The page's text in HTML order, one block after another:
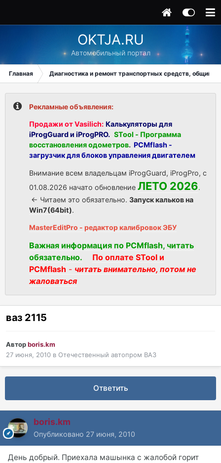
OKTJA.RU
Автомобильный портал
Главная Диагностика и ремонт транспортных средств, общий
Рекламные объявления:
Продажи от Vasilich: Калькуляторы для
iProgGuard и iProgPRO. STool - Программа
восстановления одометров. PCMflash -
загрузчик для блоков управления двигателем
Внимание всем владельцам iProgGuard, iProgPro, с
01.08.2026 начато обновление ЛЕТО 2026.
<- Читаем это обязательно. Запуск кальков на
Win7(64bit).
MasterEditPro - редактор калибровок ЭБУ
Важная информация по PCMflash, читать
обязательно.
По оплате STool и
PCMflash - читать внимательно, потом не
жаловаться
ваз 2115
Авторboris.km
27 июня, 2010 в Отечественный автопром ВАЗ
Ответить
boris.km
Опубликовано 27 июня, 2010
День добрый. Приехала машынка с жалобой горит